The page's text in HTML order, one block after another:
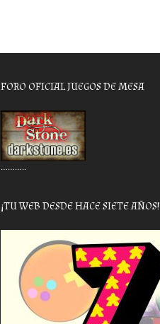
FORO OFICIAL JUEGOS DE MESA
………..
¡TU WEB DESDE HACE SIETE AÑOS!